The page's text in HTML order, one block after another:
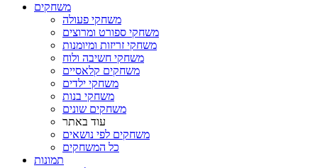
משחקים
משחקי פעולה
משחקי ספורט ומרוצים
משחקי זריזות ומיומנות
משחקי חשיבה ולוח
משחקים קלאסיים
משחקי ילדים
משחקי בנות
משחקים שונים
עוד באתר
משחקים לפי נושאים
כל המשחקים
תמונות